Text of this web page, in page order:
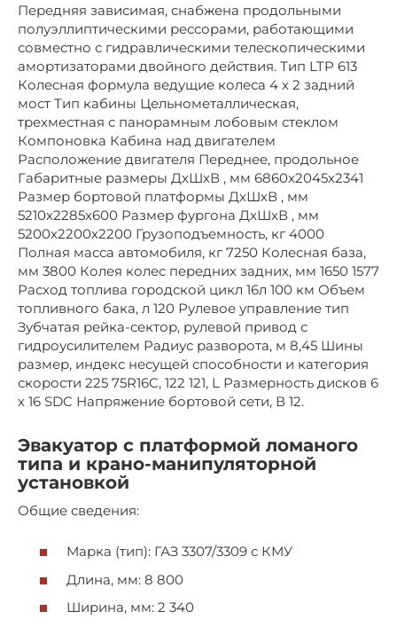
Передняя зависимая, снабжена продольными
полуэллиптическими рессорами, работающими
совместно с гидравлическими телескопическими
амортизаторами двойного действия. Тип LTP 613
Колесная формула ведущие колеса 4 х 2 задний
мост Тип кабины Цельнометаллическая,
трехместная с панорамным лобовым стеклом
Компоновка Кабина над двигателем
Расположение двигателя Переднее, продольное
Габаритные размеры ДхШхВ , мм 6860х2045х2341
Размер бортовой платформы ДхШхВ , мм
5210х2285х600 Размер фургона ДхШхВ , мм
5200х2200х2200 Грузоподъемность, кг 4000
Полная масса автомобиля, кг 7250 Колесная база,
мм 3800 Колея колес передних задних, мм 1650 1577
Расход топлива городской цикл 16л 100 км Объем
топливного бака, л 120 Рулевое управление тип
Зубчатая рейка-сектор, рулевой привод с
гидроусилителем Радиус разворота, м 8,45 Шины
размер, индекс несущей способности и категория
скорости 225 75R16C, 122 121, L Размерность дисков 6
х 16 SDC Напряжение бортовой сети, В 12.
Эвакуатор с платформой ломаного
типа и крано-манипуляторной
установкой
Общие сведения:
Марка (тип): ГАЗ 3307/3309 с КМУ
Длина, мм: 8 800
Ширина, мм: 2 340